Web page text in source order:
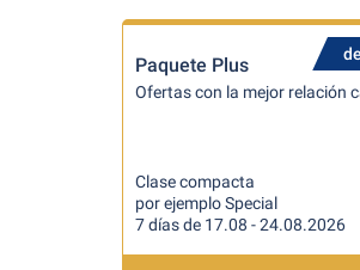
Paquete Plus
Ofertas con la mejor relación
Clase compacta
por ejemplo Special
7 días de 17.08 - 24.08.2026